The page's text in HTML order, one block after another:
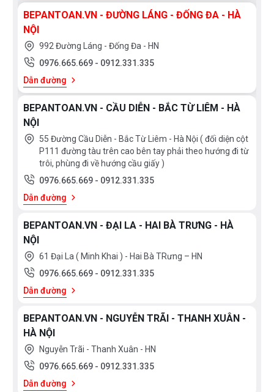
BEPANTOAN.VN - ĐƯỜNG LÁNG - ĐỐNG ĐA - HÀ
NỘI
992 Đường Láng - Đống Đa - HN
0976.665.669 - 0912.331.335
Dẫn đường
BEPANTOAN.VN - CẦU DIỄN - BẮC TỪ LIÊM - HÀ
NỘI
55 Đường Cầu Diễn - Bắc Từ Liêm - Hà Nội ( đối diện cột
P111 đường tàu trên cao bên tay phải theo hướng đi từ
trôi, phùng đi về hướng cầu giấy )
0976.665.669 - 0912.331.335
Dẫn đường
BEPANTOAN.VN - ĐẠI LA - HAI BÀ TRƯNG - HÀ
NỘI
61 Đại La ( Minh Khai ) - Hai Bà TRưng – HN
0976.665.669 - 0912.331.335
Dẫn đường
BEPANTOAN.VN - NGUYỄN TRÃI - THANH XUÂN -
HÀ NỘI
Nguyễn Trãi - Thanh Xuân - HN
0976.665.669 - 0912.331.335
Dẫn đường